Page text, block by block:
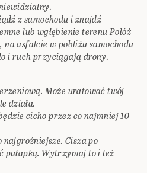
z samochodu i znajdź
lub wgłębienie terenu Połóż
asfalcie w pobliżu samochodu
i ruch przyciągają drony.
Może uratować twój
działa.
cicho przez co najmniej 10
Cisza po
pułapką. Wytrzymaj to i leż